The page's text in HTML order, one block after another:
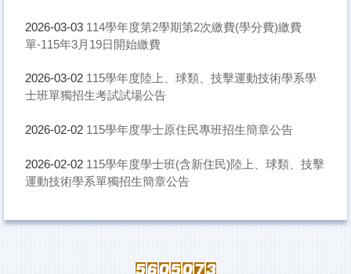
2026-03-03 114學年度第2學期第2次繳費(學分費)繳費
單-115年3月19日開始繳費
2026-03-02 115學年度陸上、球類、技擊運動技術學系學
士班單獨招生考試試場公告
2026-02-02 115學年度學士原住民專班招生簡章公告
2026-02-02 115學年度學士班(含新住民)陸上、球類、技擊
運動技術學系單獨招生簡章公告